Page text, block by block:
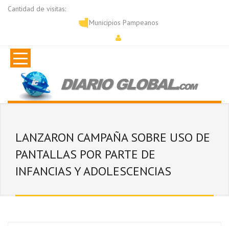
Cantidad de visitas:
Municipios Pampeanos
LANZARON CAMPAÑA SOBRE USO DE
PANTALLAS POR PARTE DE
INFANCIAS Y ADOLESCENCIAS